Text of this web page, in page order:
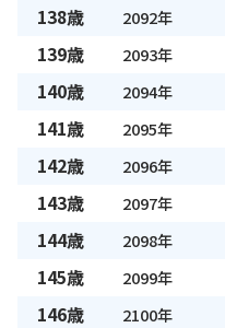
138歳 2092年
139歳 2093年
140歳 2094年
141歳 2095年
142歳 2096年
143歳 2097年
144歳 2098年
145歳 2099年
146歳 2100年